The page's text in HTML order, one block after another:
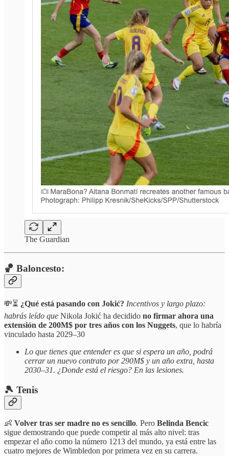
The Guardian
🏀 Baloncesto:
💸⏳ ¿Qué está pasando con Jokić? Incentivos y largo plazo:
habrás leído que Nikola Jokić ha decidido no firmar ahora una
extensión de 200M$ por tres años con los Nuggets, que lo habría
vinculado hasta 2029–30
Lo que tienes que entender es que si espera un año, podrá
cerrar un nuevo contrato por 290M$ y un año extra, hasta
2030–31. ¿Donde está el riesgo? En las lesiones.
🎾 Tenis
👶 Volver tras ser madre no es sencillo. Pero Belinda Bencic
sigue demostrando que puede competir al más alto nivel: tras
empezar el año como la número 1213 del mundo, ya está entre las
cuatro mejores de Wimbledon por primera vez en su carrera.